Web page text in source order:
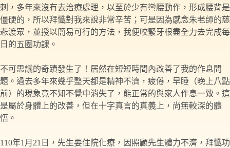
刺，多年來沒有去治療處理，以至於少有彎腰動作，形成腰背是
僵硬的，所以拜懺對我來說非常辛苦；可是因為感念朱老師的慈
悲渡眾，並授以簡易可行的方法，我便咬緊牙根盡全力去完成每
日的五圈功課。
不可思議的奇蹟發生了！居然在短短時間內改善了我的作息問
題。過去多年來幾乎整天都是精神不濟，疲倦，早睡（晚上八點
前）的現象竟不知不覺中消失了，能正常的與家人作息一致。這
是屬於身體上的改善，但在十字真言的真義上，尚無較深的體
悟。
110年1月21日，先生要住院化療，因照顧先生體力不濟，拜懺功